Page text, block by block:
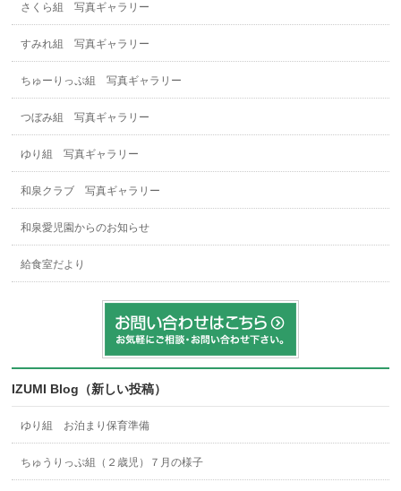
さくら組 写真ギャラリー
すみれ組 写真ギャラリー
ちゅーりっぷ組 写真ギャラリー
つぼみ組 写真ギャラリー
ゆり組 写真ギャラリー
和泉クラブ 写真ギャラリー
和泉愛児園からのお知らせ
給食室だより
IZUMI Blog（新しい投稿）
ゆり組 お泊まり保育準備
ちゅうりっぷ組（２歳児）７月の様子